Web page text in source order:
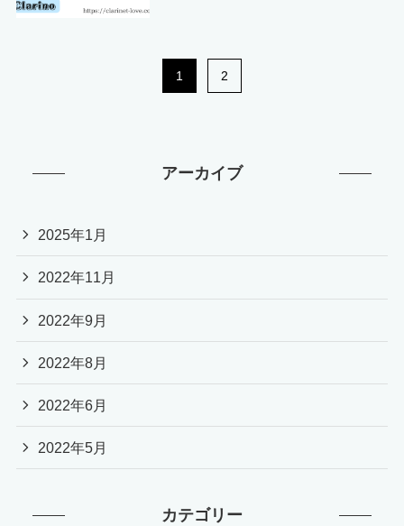
1 2
アーカイブ
2025年1月
2022年11月
2022年9月
2022年8月
2022年6月
2022年5月
カテゴリー